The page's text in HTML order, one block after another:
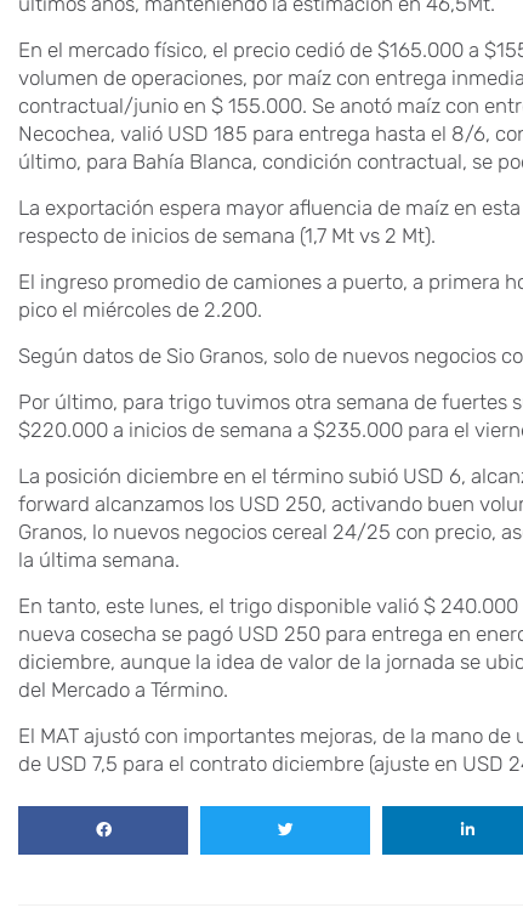
En el mercado físico, el precio cedió de $165.000 a
volumen de operaciones, por maíz con entrega
contractual/junio en $ 155.000. Se anotó maíz con
Necochea, valió USD 185 para entrega hasta el 8/6,
último, para Bahía Blanca, condición contractual, se
La exportación espera mayor afluencia de maíz en
respecto de inicios de semana (1,7 Mt vs 2 Mt).
El ingreso promedio de camiones a puerto, a primera
pico el miércoles de 2.200.
Según datos de Sio Granos, solo de nuevos negocios
Por último, para trigo tuvimos otra semana de fuertes
$220.000 a inicios de semana a $235.000 para el
La posición diciembre en el término subió USD 6,
forward alcanzamos los USD 250, activando buen
Granos, lo nuevos negocios cereal 24/25 con precio,
la última semana.
En tanto, este lunes, el trigo disponible valió $
nueva cosecha se pagó USD 250 para entrega en
diciembre, aunque la idea de valor de la jornada se
del Mercado a Término.
El MAT ajustó con importantes mejoras, de la mano
de USD 7,5 para el contrato diciembre (ajuste en USD